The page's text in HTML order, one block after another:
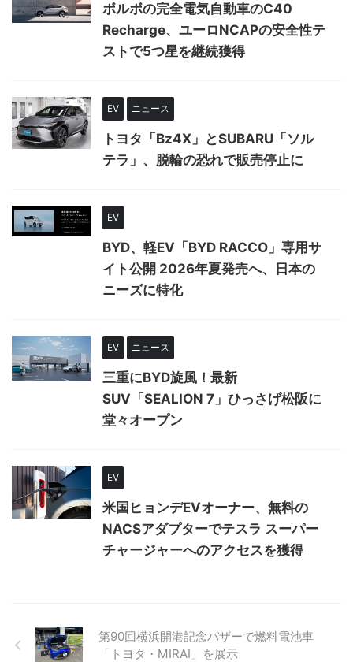
ボルボの完全電気自動車のC40
Recharge、ユーロNCAPの安全性テ
ストで5つ星を継続獲得
EV ニュース
トヨタ「Bz4X」とSUBARU「ソル
テラ」、脱輪の恐れで販売停止に
EV
BYD、軽EV「BYD RACCO」専用サ
イト公開 2026年夏発売へ、日本の
ニーズに特化
EV ニュース
三重にBYD旋風！最新
SUV「SEALION 7」ひっさげ松阪に
堂々オープン
EV
米国ヒョンデEVオーナー、無料の
NACSアダプターでテスラ スーパー
チャージャーへのアクセスを獲得
第90回横浜開港記念バザーで燃料電池車
「トヨタ・MIRAI」を展示